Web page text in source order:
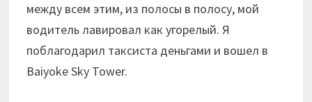
между всем этим, из полосы в полосу, мой
водитель лавировал как угорелый. Я
поблагодарил таксиста деньгами и вошел в
Baiyoke Sky Tower.